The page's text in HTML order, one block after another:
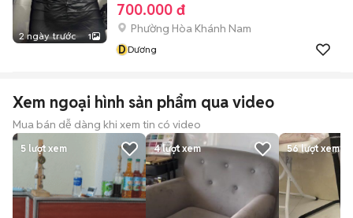
2 ngày trước 1
700.000 đ
Phường Hòa Khánh Nam
DDương
Xem ngoại hình sản phẩm qua video
Mua bán dễ dàng khi xem tin có video
5 lượt xem 4lượt xem 56lượt xem